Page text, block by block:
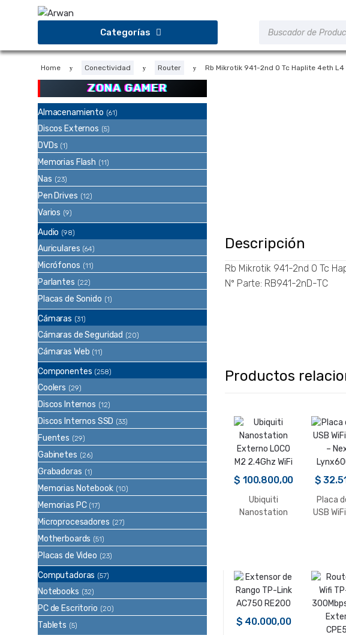
navegación
Categorías
de
Home Conectividad Router Rb Mikrotik 941-2nd O Tc Haplite 4eth
Descripción
Rb Mikrotik 941-2nd O Tc
Nº Parte: RB941-2nD-TC
Productos
$ 100.800,00
Ubiquiti
Nanostation
$
Placa
USB
$ 40.000,00
ZONA GAMER
Almacenamiento (61)
Discos Externos (5)
DVDs (1)
Memorias Flash (11)
Nas (23)
Pen Drives (12)
Varios (9)
Audio (98)
Auriculares (64)
Micrófonos (11)
Parlantes (22)
Placas de Sonido (1)
Cámaras (31)
Cámaras de Seguridad (20)
Cámaras Web (11)
Componentes (258)
Coolers (29)
Discos Internos (12)
Discos Internos SSD (33)
Fuentes (29)
Gabinetes (26)
Grabadoras (1)
Memorias Notebook (10)
Memorias PC (17)
Microprocesadores (27)
Motherboards (51)
Placas de Video (23)
Computadoras (57)
Notebooks (32)
PC de Escritorio (20)
Tablets (5)